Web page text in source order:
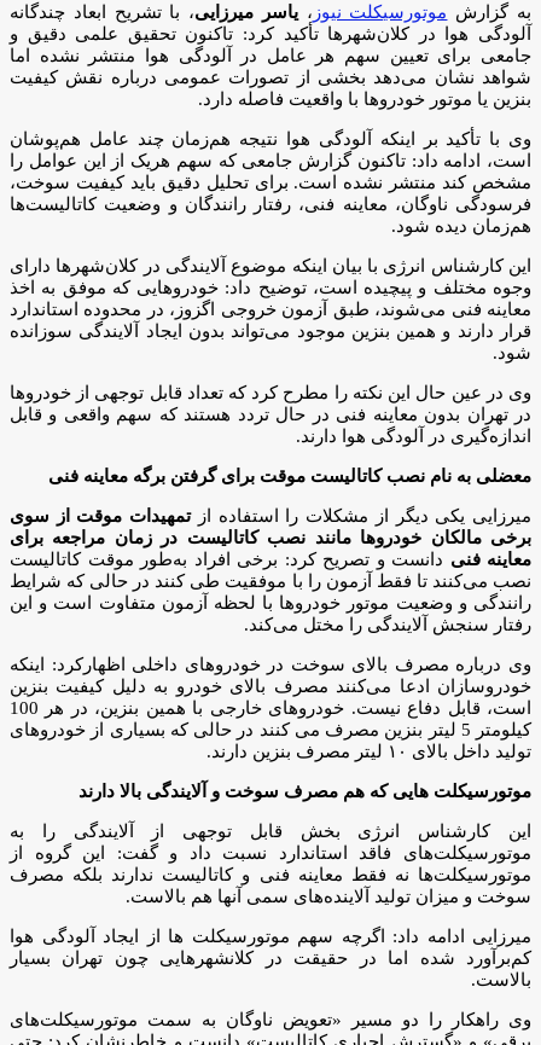
به گزارش موتورسیکلت نیوز ، یاسر میرزایی، با تشریح ابعاد چندگانه
آلودگی هوا در کلان‌شهرها تأکید کرد: تاکنون تحقیق علمی دقیق و
جامعی برای تعیین سهم هر عامل در آلودگی هوا منتشر نشده اما
شواهد نشان می‌دهد بخشی از تصورات عمومی درباره نقش کیفیت
بنزین یا موتور خودروها با واقعیت فاصله دارد.
وی با تأکید بر اینکه آلودگی هوا نتیجه هم‌زمان چند عامل هم‌پوشان
است، ادامه داد: تاکنون گزارش جامعی که سهم هریک از این عوامل را
مشخص کند منتشر نشده است. برای تحلیل دقیق باید کیفیت سوخت،
فرسودگی ناوگان، معاینه فنی، رفتار رانندگان و وضعیت کاتالیست‌ها
هم‌زمان دیده شود.
این کارشناس انرژی با بیان اینکه موضوع آلایندگی در کلان‌شهرها دارای
وجوه مختلف و پیچیده است، توضیح داد: خودروهایی که موفق به اخذ
معاینه فنی می‌شوند، طبق آزمون خروجی اگزوز، در محدوده استاندارد
قرار دارند و همین بنزین موجود می‌تواند بدون ایجاد آلایندگی سوزانده
شود.
وی در عین حال این نکته را مطرح کرد که تعداد قابل توجهی از خودروها
در تهران بدون معاینه فنی در حال تردد هستند که سهم واقعی و قابل
اندازه‌گیری در آلودگی هوا دارند.
معضلی به نام نصب کاتالیست موقت برای گرفتن برگه معاینه فنی
میرزایی یکی دیگر از مشکلات را استفاده از تمهیدات موقت از سوی
برخی مالکان خودروها مانند نصب کاتالیست در زمان مراجعه برای
معاینه فنی دانست و تصریح کرد: برخی افراد به‌طور موقت کاتالیست
نصب می‌کنند تا فقط آزمون را با موفقیت طی کنند در حالی که شرایط
رانندگی و وضعیت موتور خودروها با لحظه آزمون متفاوت است و این
رفتار سنجش آلایندگی را مختل می‌کند.
وی درباره مصرف بالای سوخت در خودروهای داخلی اظهارکرد: اینکه
خودروسازان ادعا می‌کنند مصرف بالای خودرو به دلیل کیفیت بنزین
است، قابل دفاع نیست. خودروهای خارجی با همین بنزین، در هر 100
کیلومتر 5 لیتر بنزین مصرف می کنند در حالی که بسیاری از خودروهای
تولید داخل بالای ۱۰ لیتر مصرف بنزین دارند.
موتورسیکلت هایی که هم مصرف سوخت و آلایندگی بالا دارند
این کارشناس انرژی بخش قابل توجهی از آلایندگی را به
موتورسیکلت‌های فاقد استاندارد نسبت داد و گفت: این گروه از
موتورسیکلت‌ها نه فقط معاینه فنی و کاتالیست ندارند بلکه مصرف
سوخت و میزان تولید آلاینده‌های سمی آنها هم بالاست.
میرزایی ادامه داد: اگرچه سهم موتورسیکلت ها از ایجاد آلودگی هوا
کم‌برآورد شده اما در حقیقت در کلانشهرهایی چون تهران بسیار
بالاست.
وی راهکار را دو مسیر «تعویض ناوگان به سمت موتورسیکلت‌های
برقی» و «گسترش اجباری کاتالیست» دانست و خاطرنشان کرد: حتی